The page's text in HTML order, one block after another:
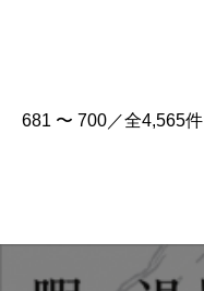
681 〜 700／全4,565件